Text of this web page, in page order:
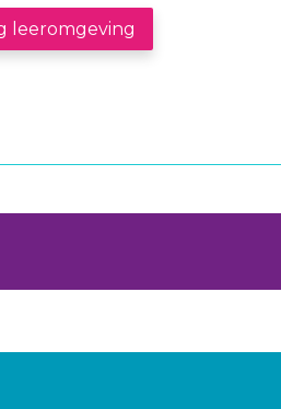
leeromgeving